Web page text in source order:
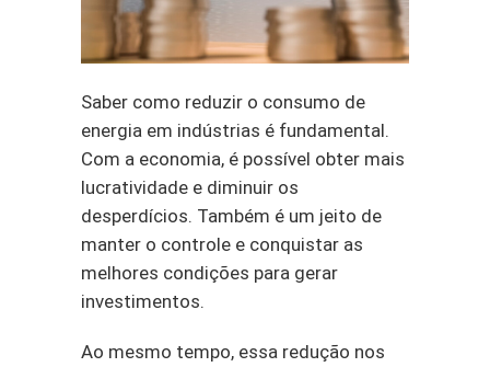
Saber como reduzir o consumo de
energia em indústrias é fundamental.
Com a economia, é possível obter mais
lucratividade e diminuir os
desperdícios. Também é um jeito de
manter o controle e conquistar as
melhores condições para gerar
investimentos.
Ao mesmo tempo, essa redução nos